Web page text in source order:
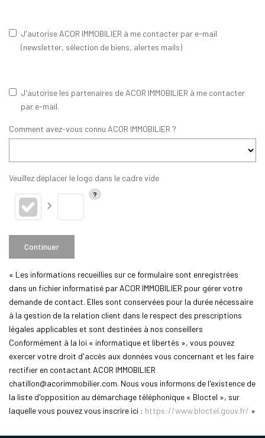
J'autorise ACOR IMMOBILIER à me contacter par e-mail
(newsletter, sélection de biens, alertes mails)
J'autorise les partenaires de ACOR IMMOBILIER à me contacter
par e-mail.
Comment avez-vous connu ACOR IMMOBILIER ?
Veuillez déplacer le logo dans le cadre vide
Continuer
« Les informations recueillies sur ce formulaire sont enregistrées
dans un fichier informatisé par ACOR IMMOBILIER pour gérer votre
demande de contact. Elles sont conservées pour la durée nécessaire
à la gestion de la relation client dans le respect des prescriptions
légales applicables et sont destinées à nos conseillers
Conformément à la loi « informatique et libertés », vous pouvez
exercer votre droit d'accès aux données vous concernant et les faire
rectifier en contactant ACOR IMMOBILIER
chatillon@acorimmobilier.com. Nous vous informons de l'existence de
la liste d'opposition au démarchage téléphonique « Bloctel », sur
laquelle vous pouvez vous inscrire ici : https://www.bloctel.gouv.fr/ »